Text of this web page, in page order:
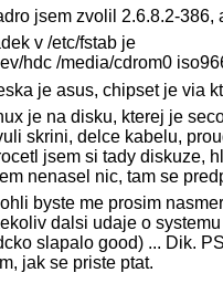
jsem zvolil 2.6.8.2-386,
v /etc/fstab je
hdc /media/cdrom0
je asus, chipset je via
je na disku, kterej je
skrini, delce kabelu,
jsem si tady diskuze,
nenasel nic, tam se
byste me prosim
dalsi udaje o
slapalo good) ... Dik.
jak se priste ptat.